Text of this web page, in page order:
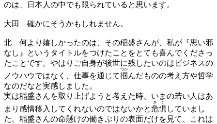
のは、日本人の中でも限られていると思います。
大田 確かにそうかもしれません。
北 何より嬉しかったのは、その稲盛さんが、私が『思い邪
なし』というタイトルをつけたことをとても喜んでくださっ
たことです。やはりご自身が後世に残したいのはビジネスの
ノウハウではなく、仕事を通じて掴
つか
んだものの考え方や哲学
なのだなと実感しました。
実は稲盛さんを取り上げようと考えた時、いまの若い人はあ
まり感情移入してくれないのではないかと危惧
きぐ
していまし
た。稲盛さんの命懸けの働きぶりの表面だけを見て、これは